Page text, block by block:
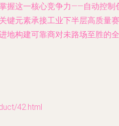
握这一核心竞争力——自动控制
键元素承接工业下半层高质量赛
地构建可靠商对未路场至胜的全
42.html